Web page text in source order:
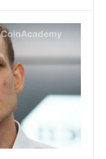
précédent The